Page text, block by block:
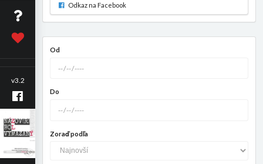
v3.2
Odkaz na Facebook
Od
Do
Zoraď podľa